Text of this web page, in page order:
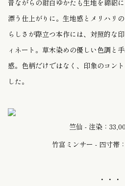
昔ながらの紺白ゆかたも生地を綿絽
漂う仕上がりに。生地感とメリハリ
らしさが際立つ本作には、対照的な
ィネート。草木染めの優しい色調と
感。色柄だけではなく、印象のコン
した。
竺仙 - 注染：
竹富ミンサー - 四寸帯
・・・